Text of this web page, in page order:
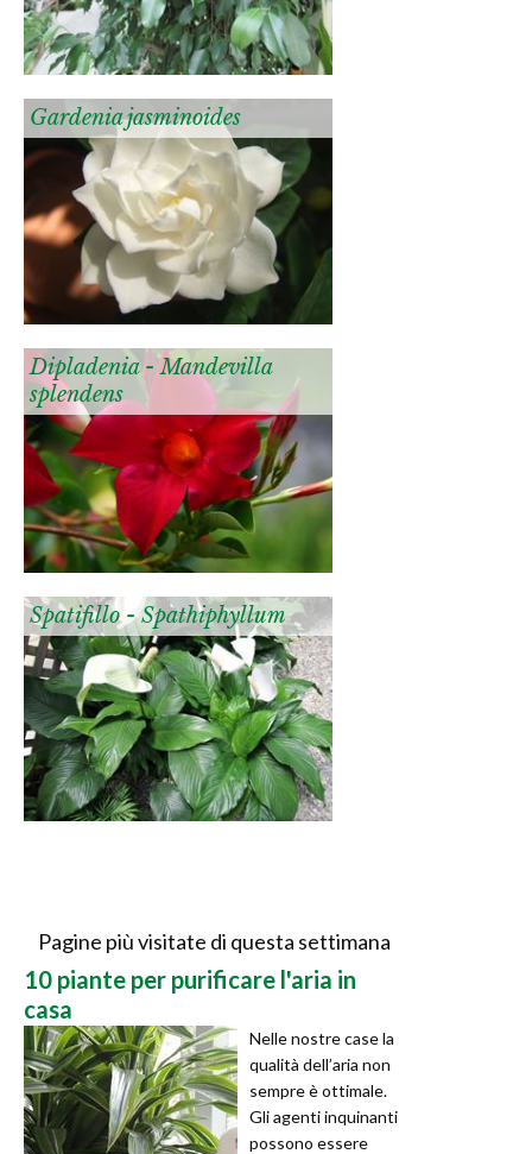
Gardenia jasminoides
Dipladenia - Mandevilla
splendens
Spatifillo - Spathiphyllum
Pagine più visitate di questa settimana
10 piante per purificare l'aria in
casa
Nelle nostre case la
qualità dell’aria non
sempre è ottimale.
Gli agenti inquinanti
possono essere